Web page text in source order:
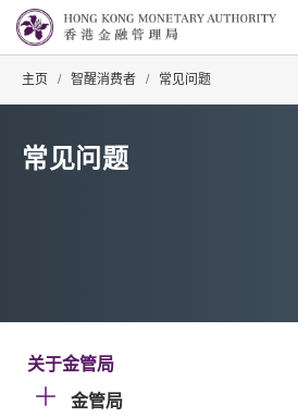
主页 / 智醒消费者 / 常见问题
常见问题
关于金管局
金管局